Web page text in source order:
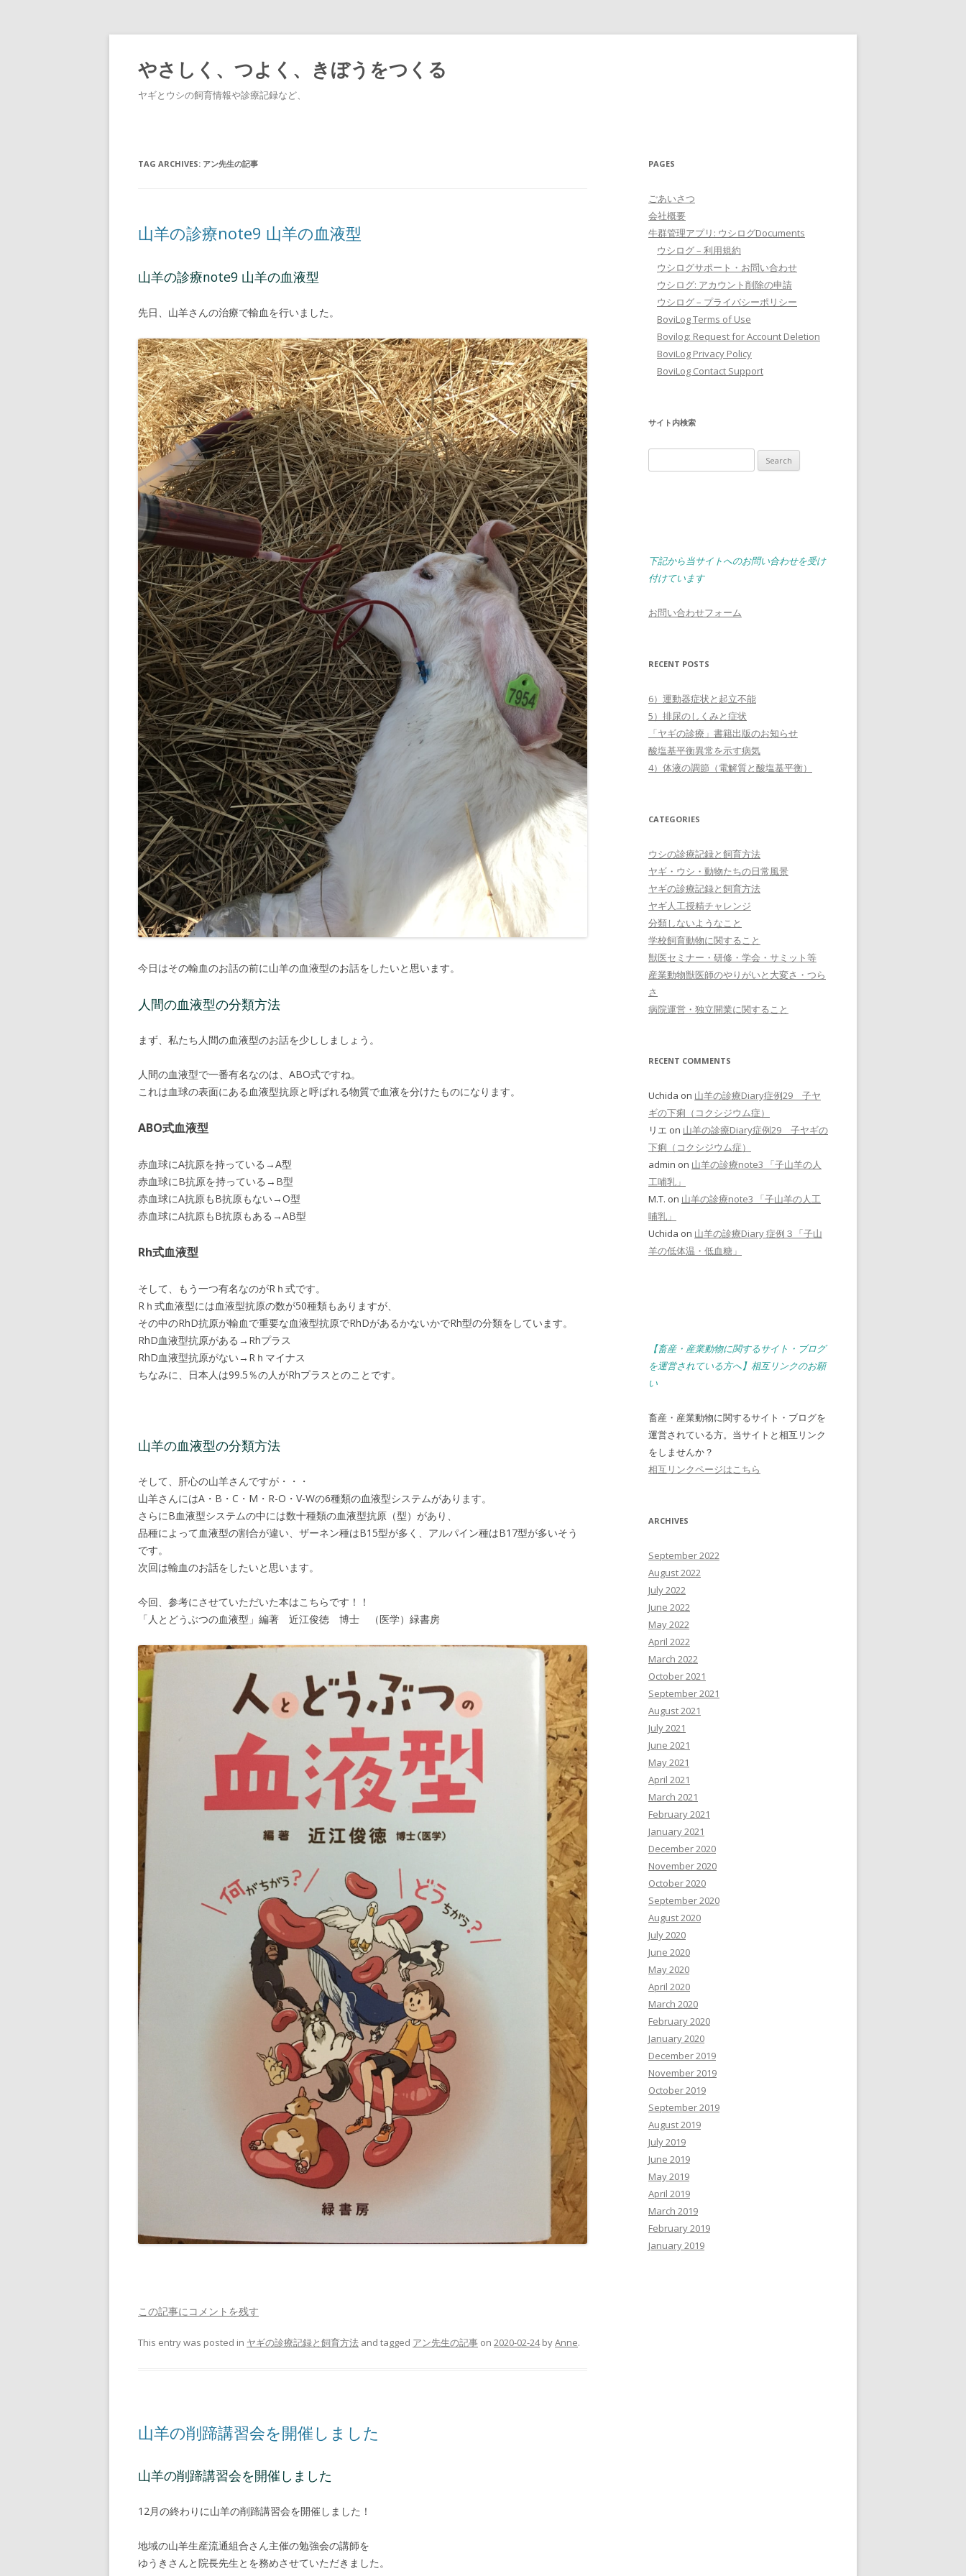
やさしく、つよく、きぼうをつくる
ヤギとウシの飼育情報や診療記録など、
TAG ARCHIVES: アン先生の記事
山羊の診療note9 山羊の血液型
山羊の診療note9 山羊の血液型
先日、山羊さんの治療で輸血を行いました。
今日はその輸血のお話の前に山羊の血液型のお話をしたいと思います。
人間の血液型の分類方法
まず、私たち人間の血液型のお話を少ししましょう。
人間の血液型で一番有名なのは、ABO式ですね。
これは血球の表面にある血液型抗原と呼ばれる物質で血液を分けたものになります。
ABO式血液型
赤血球にA抗原を持っている→A型
赤血球にB抗原を持っている→B型
赤血球にA抗原もB抗原もない→O型
赤血球にA抗原もB抗原もある→AB型
Rh式血液型
そして、もう一つ有名なのがRｈ式です。
Rｈ式血液型には血液型抗原の数が50種類もありますが、
その中のRhD抗原が輸血で重要な血液型抗原でRhDがあるかないかでRh型の分類をしています。
RhD血液型抗原がある→Rhプラス
RhD血液型抗原がない→Rｈマイナス
ちなみに、日本人は99.5％の人がRhプラスとのことです。
山羊の血液型の分類方法
そして、肝心の山羊さんですが・・・
山羊さんにはA・B・C・M・R-O・V-Wの6種類の血液型システムがあります。
さらにB血液型システムの中には数十種類の血液型抗原（型）があり、
品種によって血液型の割合が違い、ザーネン種はB15型が多く、アルパイン種はB17型が多いそう
です。
次回は輸血のお話をしたいと思います。
今回、参考にさせていただいた本はこちらです！！
「人とどうぶつの血液型」編著 近江俊徳 博士 （医学）緑書房
この記事にコメントを残す
This entry was posted in ヤギの診療記録と飼育方法 and tagged アン先生の記事 on 2020-02-24byAnne.
山羊の削蹄講習会を開催しました
山羊の削蹄講習会を開催しました
12月の終わりに山羊の削蹄講習会を開催しました！
地域の山羊生産流通組合さん主催の勉強会の講師を
ゆうきさんと院長先生とを務めさせていただきました。
PAGES
ごあいさつ
会社概要
牛群管理アプリ: ウシログDocuments
ウシログ – 利用規約
ウシログサポート・お問い合わせ
ウシログ: アカウント削除の申請
ウシログ – プライバシーポリシー
BoviLog Terms of Use
Bovilog: Request for Account Deletion
BoviLog Privacy Policy
BoviLog Contact Support
サイト内検索
for:
下記から当サイトへのお問い合わせを受け
付けています
お問い合わせフォーム
RECENT POSTS
6）運動器症状と起立不能
5）排尿のしくみと症状
「ヤギの診療」書籍出版のお知らせ
酸塩基平衡異常を示す病気
4）体液の調節（電解質と酸塩基平衡）
CATEGORIES
ウシの診療記録と飼育方法
ヤギ・ウシ・動物たちの日常風景
ヤギの診療記録と飼育方法
ヤギ人工授精チャレンジ
分類しないようなこと
学校飼育動物に関すること
獣医セミナー・研修・学会・サミット等
産業動物獣医師のやりがいと大変さ・つら
さ
病院運営・独立開業に関すること
RECENT COMMENTS
Uchida on 山羊の診療Diary症例29 子ヤ
ギの下痢（コクシジウム症）
リエ on 山羊の診療Diary症例29 子ヤギの
下痢（コクシジウム症）
admin on 山羊の診療note3 「子山羊の人
工哺乳」
M.T. on 山羊の診療note3 「子山羊の人工
哺乳」
Uchida on 山羊の診療Diary 症例３「子山
羊の低体温・低血糖」
【畜産・産業動物に関するサイト・ブログ
を運営されている方へ】相互リンクのお願
い
畜産・産業動物に関するサイト・ブログを
運営されている方。当サイトと相互リンク
をしませんか？
相互リンクページはこちら
ARCHIVES
September 2022
August 2022
July 2022
June 2022
May 2022
April 2022
March 2022
October 2021
September 2021
August 2021
July 2021
June 2021
May 2021
April 2021
March 2021
February 2021
January 2021
December 2020
November 2020
October 2020
September 2020
August 2020
July 2020
June 2020
May 2020
April 2020
March 2020
February 2020
January 2020
December 2019
November 2019
October 2019
September 2019
August 2019
July 2019
June 2019
May 2019
April 2019
March 2019
February 2019
January 2019